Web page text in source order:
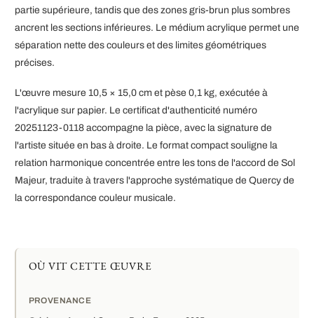
partie supérieure, tandis que des zones gris-brun plus sombres
ancrent les sections inférieures. Le médium acrylique permet une
séparation nette des couleurs et des limites géométriques
précises.
L'œuvre mesure 10,5 × 15,0 cm et pèse 0,1 kg, exécutée à
l'acrylique sur papier. Le certificat d'authenticité numéro
20251123-0118 accompagne la pièce, avec la signature de
l'artiste située en bas à droite. Le format compact souligne la
relation harmonique concentrée entre les tons de l'accord de Sol
Majeur, traduite à travers l'approche systématique de Quercy de
la correspondance couleur musicale.
OÙ VIT CETTE ŒUVRE
PROVENANCE